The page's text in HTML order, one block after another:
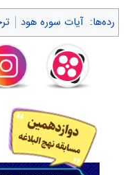
رده‌ها: آیات سوره هود